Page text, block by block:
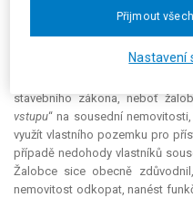
povinnosti, která výrazně
Podle městského soudu
stavebního zákona, neboť
vstupu“ na sousední
využít vlastního pozemku pro
případě nedohody vlastníků
Žalobce sice obecně
nemovitost odkopat, nanést
Nastavení
Přijmout